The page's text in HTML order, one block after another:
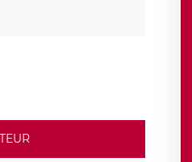
joignable à l’adresse mail :
Vous avez
une réclamation auprès